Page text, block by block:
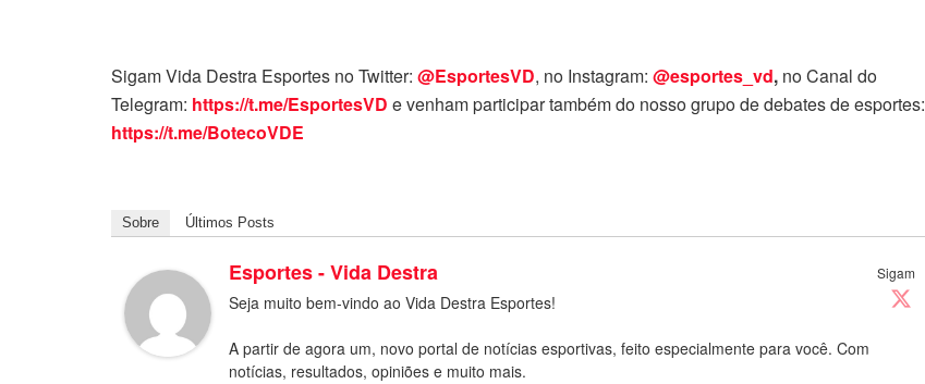
Sigam Vida Destra Esportes no Twitter: @EsportesVD, no Instagram: @esportes_vd, no Canal do
Telegram: https://t.me/EsportesVD e venham participar também do nosso grupo de debates de esportes:
https://t.me/BotecoVDE
Sobre Últimos Posts
Sigam
Esportes - Vida Destra
Seja muito bem-vindo ao Vida Destra Esportes!
A partir de agora um, novo portal de notícias esportivas, feito especialmente para você. Com
notícias, resultados, opiniões e muito mais.